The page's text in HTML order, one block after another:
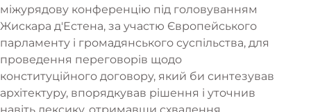
міжурядову конференцію під головуванням
Жискара д'Естена, за участю Європейського
парламенту і громадянського суспільства, для
проведення переговорів щодо
конституційного договору, який би синтезував
архітектуру, впорядкував рішення і уточнив